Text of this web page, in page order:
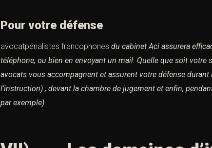
Pour votre défense
avocatpénalistes francophones du cabinet Aci assurera
téléphone, ou bien en envoyant un mail. Quelle que soit votre
avocats vous accompagnent et assurent votre défense durant
l’instruction) ; devant la chambre de jugement et enfin,
par exemple).